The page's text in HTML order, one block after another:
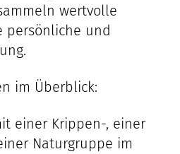
wertvolle
persönliche und
im Überblick:
einer Krippen-, einer
Naturgruppe im